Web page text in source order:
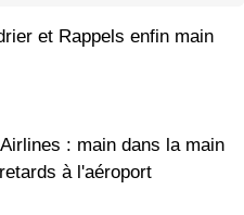
et Rappels enfin main
: main dans la main
à l'aéroport